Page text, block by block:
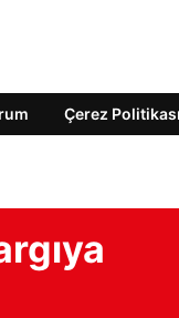
Çerez Politikası